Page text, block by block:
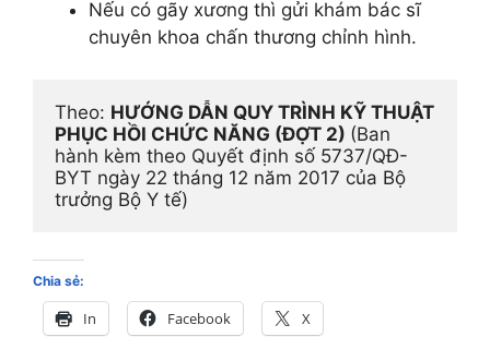
Nếu có gãy xương thì gửi khám bác sĩ
chuyên khoa chấn thương chỉnh hình.
Theo: HƯỚNG DẪN QUY TRÌNH KỸ THUẬT
PHỤC HỒI CHỨC NĂNG (ĐỢT 2) (Ban
hành kèm theo Quyết định số 5737/QĐ-
BYT ngày 22 tháng 12 năm 2017 của Bộ
trưởng Bộ Y tế)
Chia sẻ:
In Facebook X